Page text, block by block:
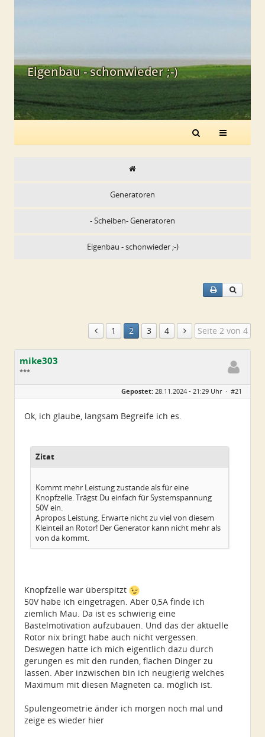
Eigenbau - schonwieder ;-)
Generatoren
- Scheiben- Generatoren
Eigenbau - schonwieder ;-)
1 2 3 4 Seite 2 von 4
mike303
***
Geschlecht:
Alter:
47
Dabei seit:
11 / 2024
Gepostet: 28.11.2024 - 21:29 Uhr · #21
Ok, ich glaube, langsam Begreife ich es.
Zitat
Kommt mehr Leistung zustande als für eine
Knopfzelle. Trägst Du einfach für Systemspannung
50V ein.
Apropos Leistung. Erwarte nicht zu viel von diesem
Kleinteil an Rotor! Der Generator kann nicht mehr als
von da kommt.
Knopfzelle war überspitzt
50V habe ich eingetragen. Aber 0,5A finde ich
ziemlich Mau. Da ist es schwierig eine
Bastelmotivation aufzubauen. Und das der aktuelle
Rotor nix bringt habe auch nicht vergessen.
Deswegen hatte ich mich eigentlich dazu durch
gerungen es mit den runden, flachen Dinger zu
lassen. Aber inzwischen bin ich neugierig welches
Maximum mit diesen Magneten ca. möglich ist.
Spulengeometrie änder ich morgen noch mal und
zeige es wieder hier